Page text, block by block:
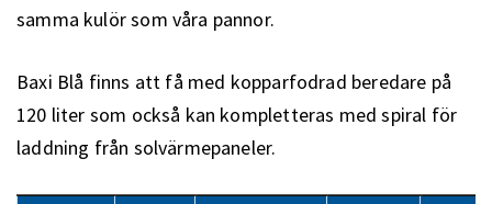
samma kulör som våra pannor.
Baxi Blå finns att få med kopparfodrad beredare på
120 liter som också kan kompletteras med spiral för
laddning från solvärmepaneler.